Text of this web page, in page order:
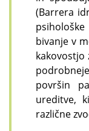
(Barrera
bivanje v
površin
ureditve,
različne